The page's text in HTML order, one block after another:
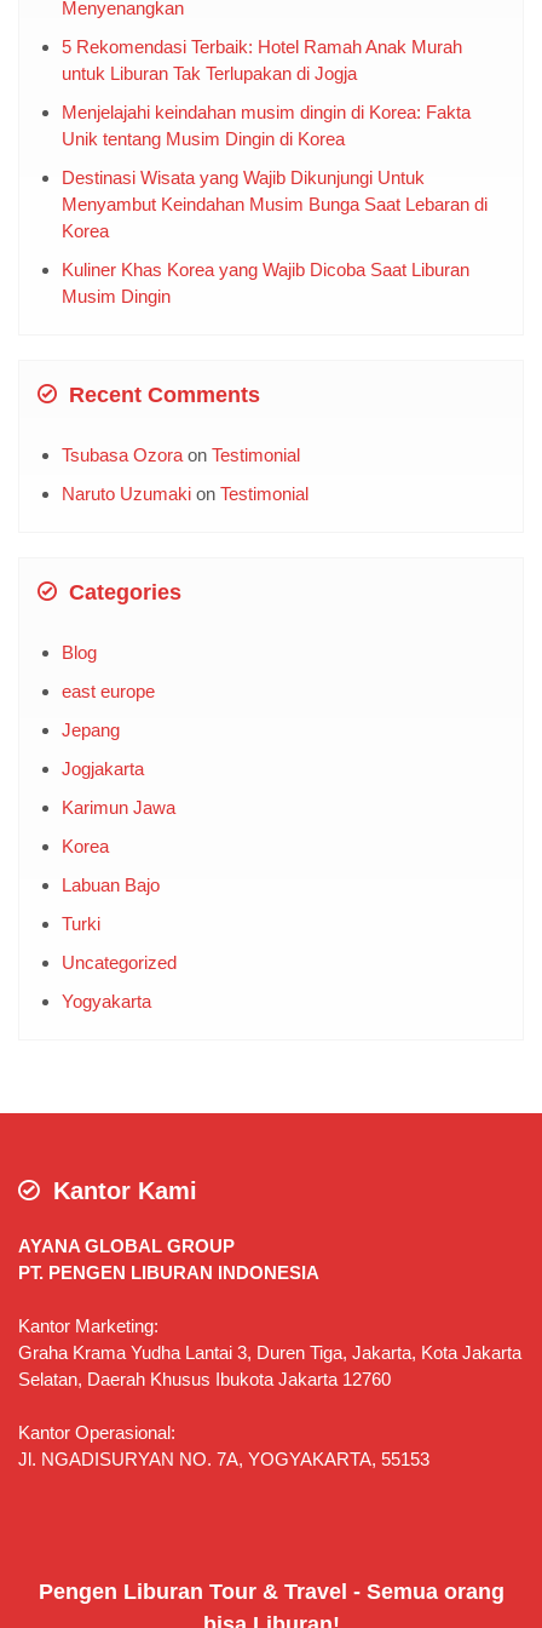
Menyenangkan
5 Rekomendasi Terbaik: Hotel Ramah Anak Murah
untuk Liburan Tak Terlupakan di Jogja
Menjelajahi keindahan musim dingin di Korea: Fakta
Unik tentang Musim Dingin di Korea
Destinasi Wisata yang Wajib Dikunjungi Untuk
Menyambut Keindahan Musim Bunga Saat Lebaran di
Korea
Kuliner Khas Korea yang Wajib Dicoba Saat Liburan
Musim Dingin
Recent Comments
Tsubasa Ozora on Testimonial
Naruto Uzumaki on Testimonial
Categories
Blog
east europe
Jepang
Jogjakarta
Karimun Jawa
Korea
Labuan Bajo
Turki
Uncategorized
Yogyakarta
Kantor Kami
AYANA GLOBAL GROUP
PT. PENGEN LIBURAN INDONESIA
Kantor Marketing:
Graha Krama Yudha Lantai 3, Duren Tiga, Jakarta, Kota Jakarta
Selatan, Daerah Khusus Ibukota Jakarta 12760
Kantor Operasional:
Jl. NGADISURYAN NO. 7A, YOGYAKARTA, 55153
Pengen Liburan Tour & Travel - Semua orang